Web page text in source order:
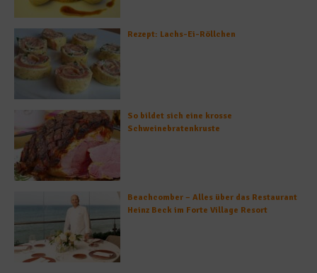
Rezept: Lachs-Ei-Röllchen
So bildet sich eine krosse
Schweinebratenkruste
Beachcomber – Alles über das Restaurant
Heinz Beck im Forte Village Resort